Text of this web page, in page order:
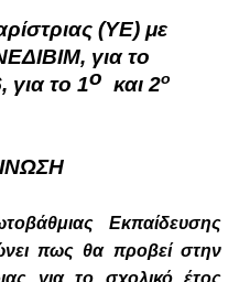
(ΥΕ) με
για το
, για το 1ο και 2ο
Εκπαίδευσης
πως θα προβεί στην